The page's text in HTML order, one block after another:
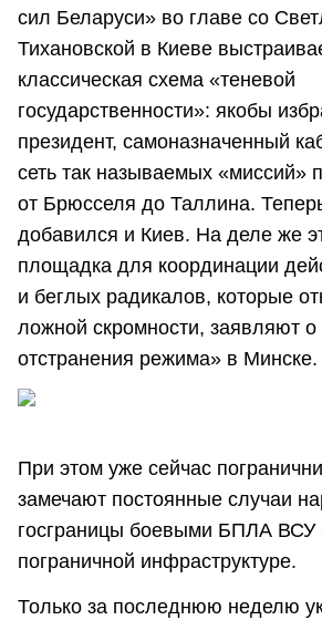
сил Беларуси» во главе со
Тихановской в Киеве
классическая схема «теневой
государственности»: якобы
президент, самоназначенный
сеть так называемых «миссий»
от Брюсселя до Таллина.
добавился и Киев. На деле же
площадка для координации
и беглых радикалов, которые
ложной скромности, заявляют о
отстранения режима» в Минске.
При этом уже сейчас
замечают постоянные случаи
госграницы боевыми БПЛА ВСУ
пограничной инфраструктуре.
Только за последнюю неделю